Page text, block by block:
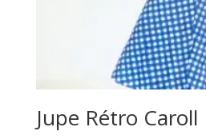
Jupe Rétro Caroll